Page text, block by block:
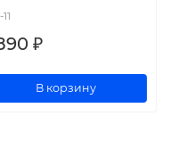
₽
В корзину